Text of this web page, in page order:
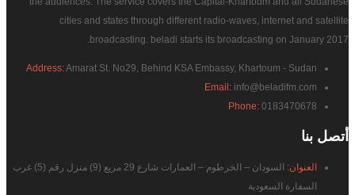
cities and states through different radio-waves, internet and satellite
broadcasting. beladi starts its broadcasting on January 2017.
Address:Amarat St. No29, Behind KSA Embassy, Khartoum - Sudan
Email: info@beladifm.com
Phone: 0183470678
أتصل بنا
العنوان:
السودان – الخرطوم – العمارات شارع 29 مربع (9) منزل رقم (5) غرب
السفارة السعودية